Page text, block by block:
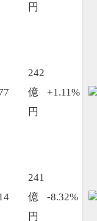
円
242
億
円
+1.11%
241
億
円
-8.32%